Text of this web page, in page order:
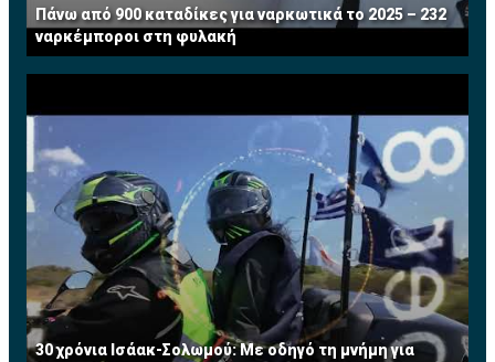
Πάνω από 900 καταδίκες για ναρκωτικά το 2025 – 232
ναρκέμποροι στη φυλακή
30 χρόνια Ισάακ-Σολωμού: Με οδηγό τη μνήμη για